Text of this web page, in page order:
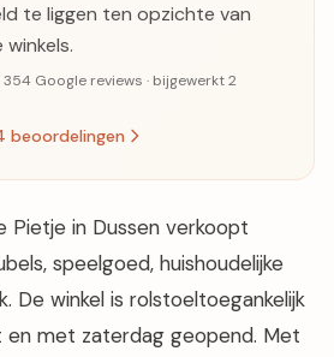
te liggen ten opzichte van
Google reviews · bijgewerkt 2
beoordelingen
Pietje in Dussen verkoopt
speelgoed, huishoudelijke
De winkel is rolstoeltoegankelijk
en met zaterdag geopend. Met